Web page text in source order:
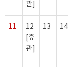
관]
11
12
[휴
관]
13 14